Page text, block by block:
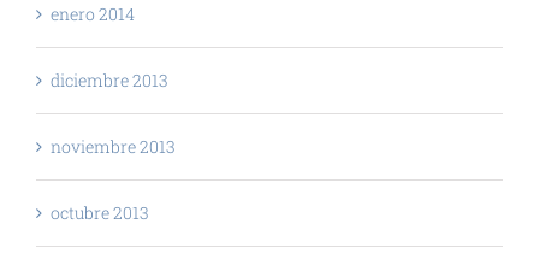
enero 2014
diciembre 2013
noviembre 2013
octubre 2013